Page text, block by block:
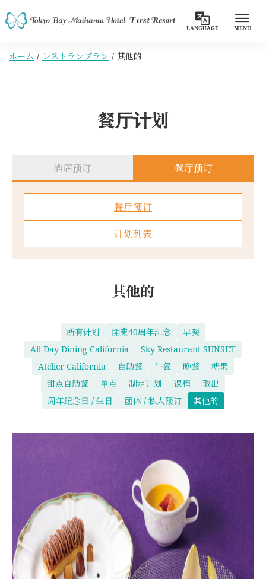
LANGUAGE MENU
ホーム レストランプラン 其他的
餐厅计划
酒店预订 餐厅预订
餐厅预订
计划列表
其他的
所有计划 開業40周年記念
早餐
All Day Dining California
Sky Restaurant SUNSET
Atelier California
自助餐 午餐 晚餐
糖果
甜点自助餐
单点 制定计划 课程
取出
周年纪念日 / 生日
团体 / 私人预订 其他的